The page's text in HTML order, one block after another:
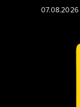
07.08.2026